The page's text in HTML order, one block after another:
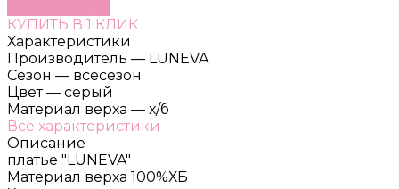
КУПИТЬ В 1 КЛИК
Характеристики
Производитель — LUNEVA
Сезон — всесезон
Цвет — серый
Материал верха — х/б
Все характеристики
Описание
платье "LUNEVA"
Материал верха 100%ХБ